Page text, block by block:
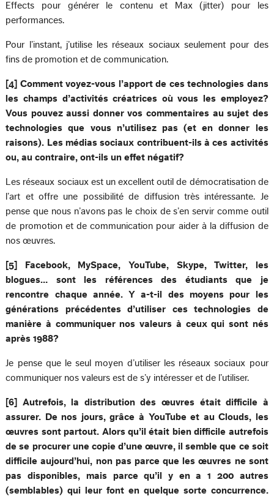
Effects pour générer le contenu et Max (jitter) pour les
performances.
Pour l’instant, j’utilise les réseaux sociaux seulement pour des
fins de promotion et de communication.
[4] Comment voyez-vous l’apport de ces technologies dans
les champs d’activités créatrices où vous les employez?
Vous pouvez aussi donner vos commentaires au sujet des
technologies que vous n’utilisez pas (et en donner les
raisons). Les médias sociaux contribuent-ils à ces activités
ou, au contraire, ont-ils un effet négatif?
Les réseaux sociaux est un excellent outil de démocratisation de
l’art et offre une possibilité de diffusion très intéressante. Je
pense que nous n’avons pas le choix de s’en servir comme outil
de promotion et de communication pour aider à la diffusion de
nos œuvres.
[5] Facebook, MySpace, YouTube, Skype, Twitter, les
blogues… sont les références des étudiants que je
rencontre chaque année. Y a-t-il des moyens pour les
générations précédentes d’utiliser ces technologies de
manière à communiquer nos valeurs à ceux qui sont nés
après 1988?
Je pense que le seul moyen d’utiliser les réseaux sociaux pour
communiquer nos valeurs est de s’y intéresser et de l’utiliser.
[6] Autrefois, la distribution des œuvres était difficile à
assurer. De nos jours, grâce à YouTube et au Clouds, les
œuvres sont partout. Alors qu’il était bien difficile autrefois
de se procurer une copie d’une œuvre, il semble que ce soit
difficile aujourd’hui, non pas parce que les œuvres ne sont
pas disponibles, mais parce qu’il y en a 1 200 autres
(semblables) qui leur font en quelque sorte concurrence.